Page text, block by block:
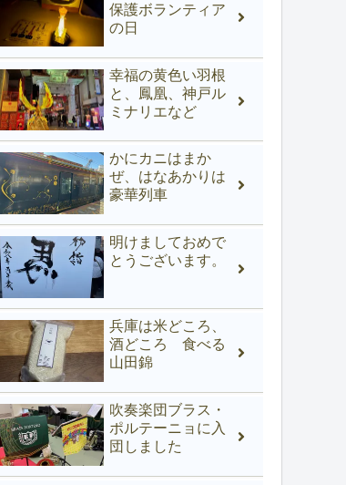
保護ボランティア
の日
幸福の黄色い羽根
と、鳳凰、神戸ル
ミナリエなど
かにカニはまか
ぜ、はなあかりは
豪華列車
明けましておめで
とうございます。
兵庫は米どころ、
酒どころ 食べる
山田錦
吹奏楽団ブラス・
ポルテーニョに入
団しました